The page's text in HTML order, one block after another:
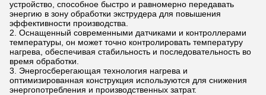
устройство, способное быстро и равномерно передавать
энергию в зону обработки экструдера для повышения
эффективности производства.
Оснащенный современными датчиками и контроллерами
температуры, он может точно контролировать температуру
нагрева, обеспечивая стабильность и последовательность во
время обработки.
Энергосберегающая технология нагрева и
оптимизированная конструкция используются для снижения
энергопотребления и производственных затрат.